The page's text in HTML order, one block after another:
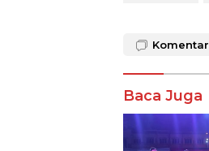
Komentar
Baca Juga